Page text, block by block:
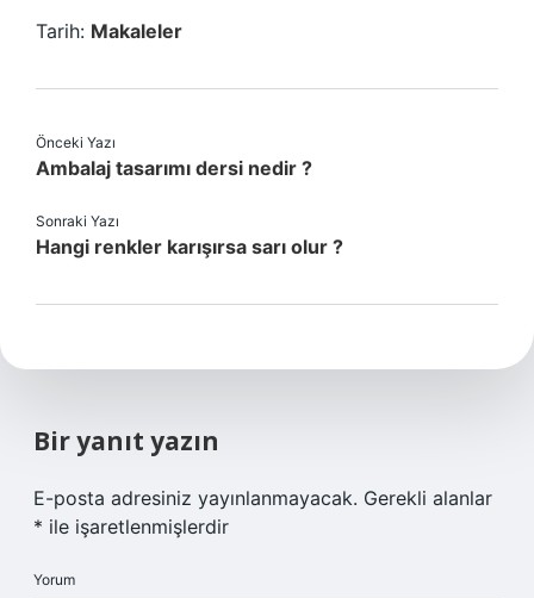
Tarih: Makaleler
Önceki Yazı
Ambalaj tasarımı dersi nedir ?
Sonraki Yazı
Hangi renkler karışırsa sarı olur ?
Bir yanıt yazın
E-posta adresiniz yayınlanmayacak. Gerekli alanlar
* ile işaretlenmişlerdir
Yorum